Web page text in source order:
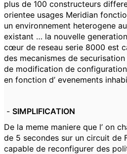
plus de 100 constructeurs
orientee usages Meridian
un environnement heterogene
existant … la nouvelle
cœur de reseau serie 8000 est
des mecanismes de securisation
de modification de
en fonction d’ evenements
- SIMPLIFICATION
De la meme maniere que l’ on
de 5 secondes sur un circuit de
capable de reconfigurer des